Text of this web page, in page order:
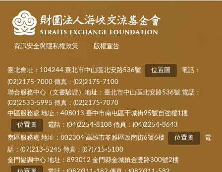
資訊安全與隱私權政策 版權宣告
臺北會址：104244 臺北市中山區北安路536號 位置圖
電話：
(02)2175-7000 傳真：(02)2175-7100
聯合服務中心（文書驗證）地址：臺北市中山區北安路536號 電話：
(02)2533-5995 傳真：(02)2175-7070
中區服務處 地址：408013 臺中市南屯區干城街95號自強樓1樓
位置圖
電話：(04)2254-8108 傳真：(04)2254-8643
南區服務處 地址：802304 高雄市苓雅區政南街6號6樓
位置圖
電
話：(07)213-5245 傳真：(07)715-5100
金門協調中心 地址：893012 金門縣金城鎮金豐路300號2樓